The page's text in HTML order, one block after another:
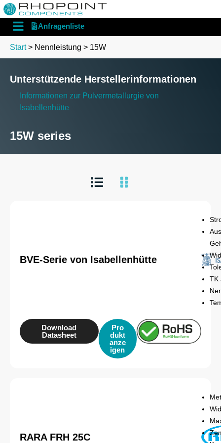
English Deutsch
Anfragenliste
Start> Nennleistung > 15W
Unterstützende Herstellerinformationen
Informationen zur Pulvermetallurgie von
Isabellenhütte
15W series
BVE-Serie von Isabellenhütte
TK
Pro
dukt
anze
igen
Download
Datasheet
RARA FRH 25C